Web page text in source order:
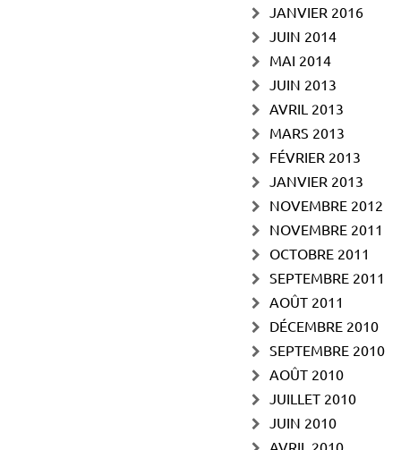
JANVIER 2016
JUIN 2014
MAI 2014
JUIN 2013
AVRIL 2013
MARS 2013
FÉVRIER 2013
JANVIER 2013
NOVEMBRE 2012
NOVEMBRE 2011
OCTOBRE 2011
SEPTEMBRE 2011
AOÛT 2011
DÉCEMBRE 2010
SEPTEMBRE 2010
AOÛT 2010
JUILLET 2010
JUIN 2010